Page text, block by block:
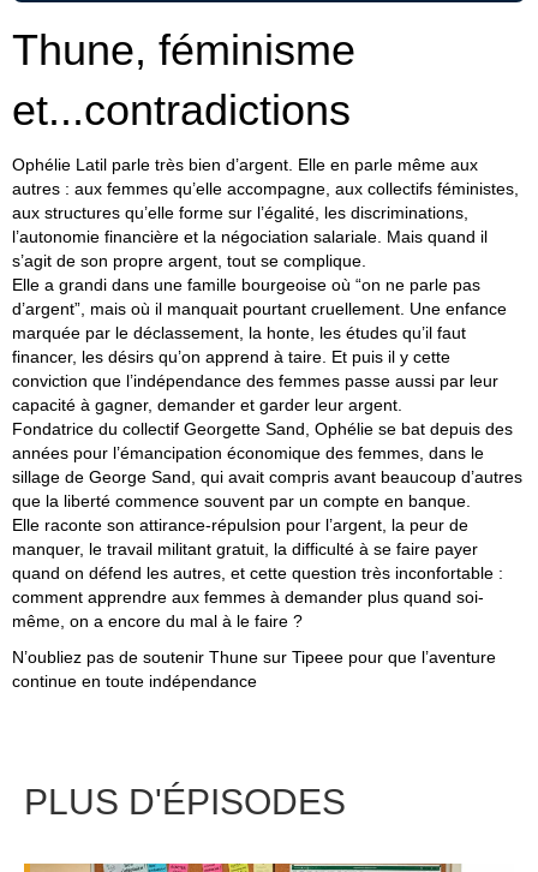
Thune, féminisme
et...contradictions
Ophélie Latil parle très bien d’argent. Elle en parle même aux
autres : aux femmes qu’elle accompagne, aux collectifs féministes,
aux structures qu’elle forme sur l’égalité, les discriminations,
l’autonomie financière et la négociation salariale. Mais quand il
s’agit de son propre argent, tout se complique.
Elle a grandi dans une famille bourgeoise où “on ne parle pas
d’argent”, mais où il manquait pourtant cruellement. Une enfance
marquée par le déclassement, la honte, les études qu’il faut
financer, les désirs qu’on apprend à taire. Et puis il y cette
conviction que l’indépendance des femmes passe aussi par leur
capacité à gagner, demander et garder leur argent.
Fondatrice du collectif Georgette Sand, Ophélie se bat depuis des
années pour l’émancipation économique des femmes, dans le
sillage de George Sand, qui avait compris avant beaucoup d’autres
que la liberté commence souvent par un compte en banque.
Elle raconte son attirance-répulsion pour l’argent, la peur de
manquer, le travail militant gratuit, la difficulté à se faire payer
quand on défend les autres, et cette question très inconfortable :
comment apprendre aux femmes à demander plus quand soi-
même, on a encore du mal à le faire ?
N’oubliez pas de soutenir Thune sur Tipeee pour que l’aventure
continue en toute indépendance
PLUS D'ÉPISODES